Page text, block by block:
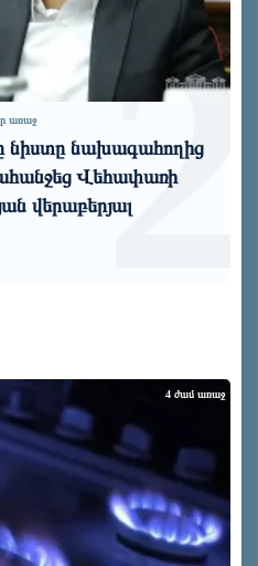
4 ժամ առաջ
առաջ
նիստը նախագահողից
Վեհափառի
վերաբերյալ2